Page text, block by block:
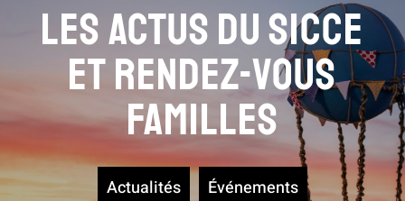
Les actus du SICCE
et rendez-vous
familles
Actualités Événements